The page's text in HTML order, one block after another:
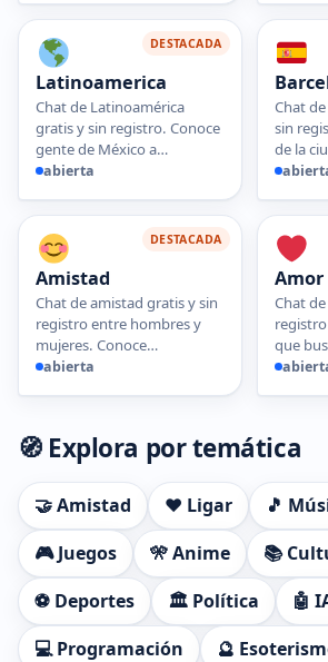
DESTACADA
Latinoamerica
Chat de Latinoamérica
gratis y sin registro. Conoce
gente de México a…
abierta
Chat
sin
de la
DESTACADA
Amistad
Chat de amistad gratis y sin
registro entre hombres y
mujeres. Conoce…
abierta
Amor
Chat
que
🧭 Explora por temática
🤝 Amistad ❤️ Ligar
🎵
🎮 Juegos
🎌 Anime 📚
⚽ Deportes
🏛️ Política
🤖
💻 Programación
🔮